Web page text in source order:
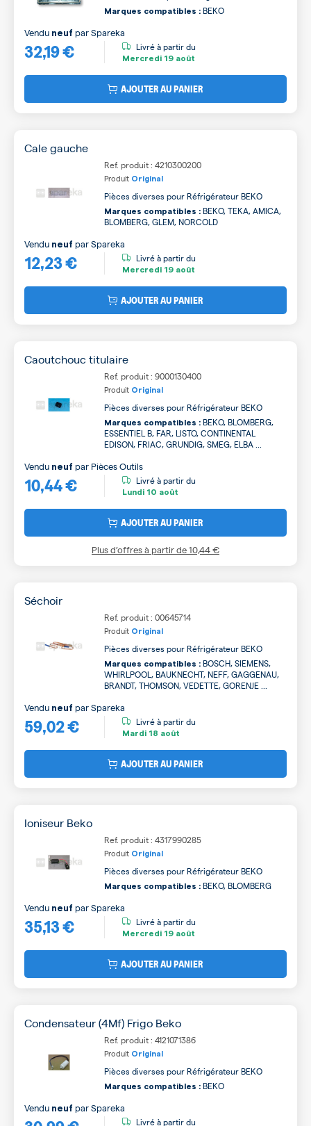
Marques compatibles : BEKO
32,19 €
Vendu neuf parSpareka
Livré à partir du
Mercredi 19 août
AJOUTER AU PANIER
Cale gauche
Ref. produit : 4210300200
Produit Original
Pièces diverses pour Réfrigérateur BEKO
Marques compatibles : BEKO, TEKA, AMICA,
BLOMBERG, GLEM, NORCOLD
12,23 €
Vendu neuf parSpareka
Livré à partir du
Mercredi 19 août
AJOUTER AU PANIER
Caoutchouc titulaire
Ref. produit : 9000130400
Produit Original
Pièces diverses pour Réfrigérateur BEKO
Marques compatibles : BEKO, BLOMBERG,
ESSENTIEL B, FAR, LISTO, CONTINENTAL
EDISON, FRIAC, GRUNDIG, SMEG, ELBA ...
10,44 €
Vendu neuf par Pièces Outils
Livré à partir du
Lundi 10 août
AJOUTER AU PANIER
Plus d’offres à partir de10,44 €
Séchoir
Ref. produit : 00645714
Produit Original
Pièces diverses pour Réfrigérateur BEKO
Marques compatibles : BOSCH, SIEMENS,
WHIRLPOOL, BAUKNECHT, NEFF, GAGGENAU,
BRANDT, THOMSON, VEDETTE, GORENJE ...
59,02 €
Vendu neuf parSpareka
Livré à partir du
Mardi 18 août
AJOUTER AU PANIER
Ioniseur Beko
Ref. produit : 4317990285
Produit Original
Pièces diverses pour Réfrigérateur BEKO
Marques compatibles : BEKO, BLOMBERG
35,13 €
Vendu neuf parSpareka
Livré à partir du
Mercredi 19 août
AJOUTER AU PANIER
Condensateur (4Mf) Frigo Beko
Ref. produit : 4121071386
Produit Original
Pièces diverses pour Réfrigérateur BEKO
Marques compatibles : BEKO
Vendu neuf parSpareka
Livré à partir du